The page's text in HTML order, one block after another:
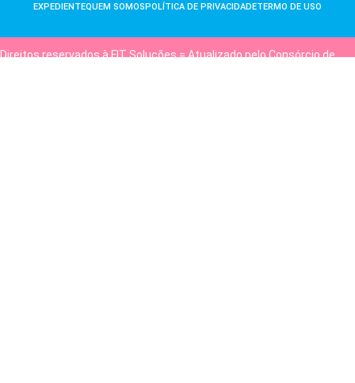
EXPEDIENTEQUEM SOMOS POLÍTICA DE PRIVACIDADETERMO DE USO
Direitos reservados à FIT Soluções = Atualizado pelo Consórcio de